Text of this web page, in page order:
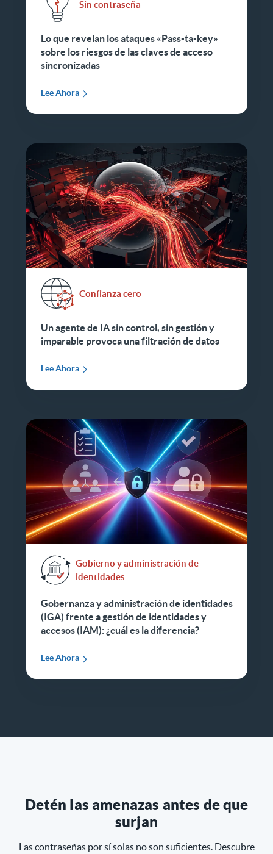
Sin contraseña
Lo que revelan los ataques «Pass-ta-key»
sobre los riesgos de las claves de acceso
sincronizadas
Lee Ahora
Confianza cero
Un agente de IA sin control, sin gestión y
imparable provoca una filtración de datos
Lee Ahora
Gobierno y administración de
identidades
Gobernanza y administración de identidades
(IGA) frente a gestión de identidades y
accesos (IAM): ¿cuál es la diferencia?
Lee Ahora
Detén las amenazas antes de que
surjan
Las contraseñas por sí solas no son suficientes. Descubre